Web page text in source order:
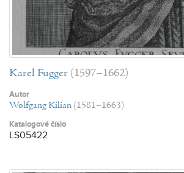
Karel Fugger (1597–1662)
Autor
Wolfgang Kilian (1581–1663)
Katalogové číslo
LS05422